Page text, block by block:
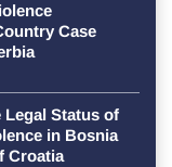
Case
Status of
in Bosnia
Croatia